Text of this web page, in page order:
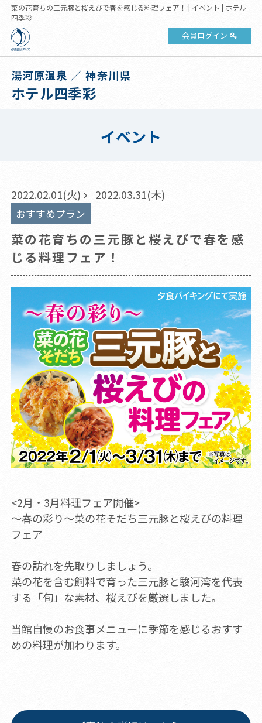
菜の花育ちの三元豚と桜えびで春を感じる料理フェア！ | イベント | ホテル
四季彩
会員ログイン
湯河原温泉 ／ 神奈川県
ホテル四季彩
イベント
2022.02.01(火) 2022.03.31(木)
おすすめプラン
菜の花育ちの三元豚と桜えびで春を感
じる料理フェア！
<2月・3月料理フェア開催>
～春の彩り～菜の花そだち三元豚と桜えびの料理
フェア
春の訪れを先取りしましょう。
菜の花を含む飼料で育った三元豚と駿河湾を代表
する「旬」な素材、桜えびを厳選しました。
当館自慢のお食事メニューに季節を感じるおすす
めの料理が加わります。